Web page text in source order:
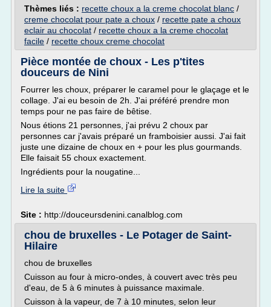
Thèmes liés : recette choux a la creme chocolat blanc /
creme chocolat pour pate a choux / recette pate a choux
eclair au chocolat / recette choux a la creme chocolat
facile / recette choux creme chocolat
Pièce montée de choux - Les p'tites
douceurs de Nini
Fourrer les choux, préparer le caramel pour le glaçage et le
collage. J'ai eu besoin de 2h. J'ai préféré prendre mon
temps pour ne pas faire de bêtise.
Nous étions 21 personnes, j'ai prévu 2 choux par
personnes car j'avais préparé un framboisier aussi. J'ai fait
juste une dizaine de choux en + pour les plus gourmands.
Elle faisait 55 choux exactement.
Ingrédients pour la nougatine...
Lire la suite
Site : http://douceursdenini.canalblog.com
chou de bruxelles - Le Potager de Saint-
Hilaire
chou de bruxelles
Cuisson au four à micro-ondes, à couvert avec très peu
d'eau, de 5 à 6 minutes à puissance maximale.
Cuisson à la vapeur, de 7 à 10 minutes, selon leur